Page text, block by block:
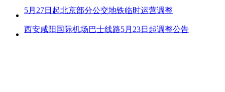
5月27日起北京部分公交地铁临时运营调整
西安咸阳国际机场巴士线路5月23日起调整公告